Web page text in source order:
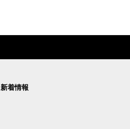
新着情報